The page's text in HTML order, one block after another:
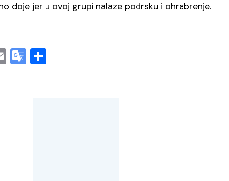
doje jer u ovoj grupi nalaze podrsku i ohrabrenje.
EmailGoogle